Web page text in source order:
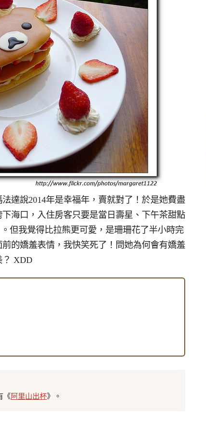
達說2014年是幸福年，賣就對了！於是她費盡
海口，入住房客只要是當日壽星、下午茶甜點
但我覺得比拉熊更可愛，是珊珊花了半小時完
的嬌羞表情，我快笑死了！問她為何會有嬌羞
？ XDD
《阿里山出杯》。